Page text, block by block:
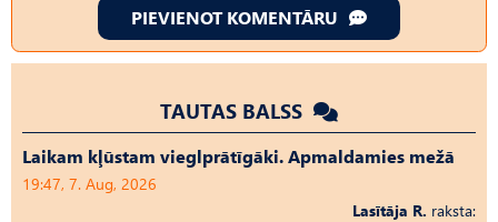
PIEVIENOT KOMENTĀRU
TAUTAS BALSS
Laikam kļūstam vieglprātīgāki. Apmaldamies mežā
19:47, 7. Aug, 2026
Lasītāja R. raksta: